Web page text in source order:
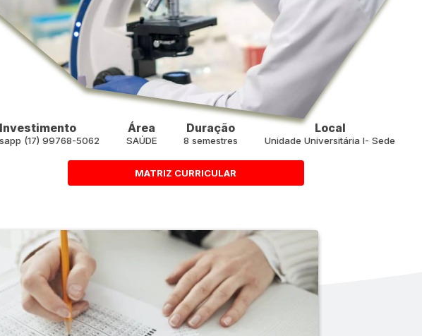
Investimento
(17) 99768-5062
Área
SAÚDE
Duração
8 semestres
Local
Unidade Universitária I- Sede
MATRIZ CURRICULAR